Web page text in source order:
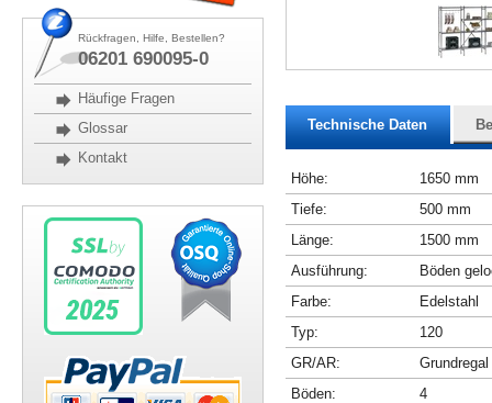
Rückfragen, Hilfe, Bestellen?
06201 690095-0
Häufige Fragen
Glossar
Kontakt
Technische Daten
Höhe:
1650 mm
Tiefe:
500 mm
Länge:
1500 mm
Ausführung:
Böden
Farbe:
Edelstahl
Typ:
120
GR/AR:
Grundregal
Böden:
4